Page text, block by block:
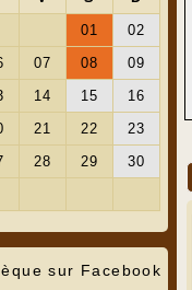
sur Facebook